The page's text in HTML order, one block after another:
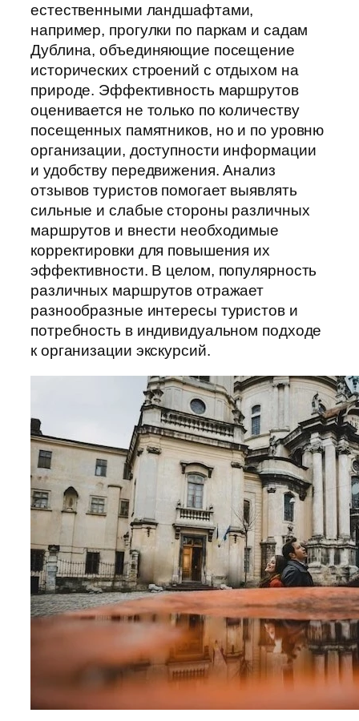
естественными ландшафтами,
например, прогулки по паркам и садам
Дублина, объединяющие посещение
исторических строений с отдыхом на
природе. Эффективность маршрутов
оценивается не только по количеству
посещенных памятников, но и по уровню
организации, доступности информации
и удобству передвижения. Анализ
отзывов туристов помогает выявлять
сильные и слабые стороны различных
маршрутов и внести необходимые
корректировки для повышения их
эффективности. В целом, популярность
различных маршрутов отражает
разнообразные интересы туристов и
потребность в индивидуальном подходе
к организации экскурсий.